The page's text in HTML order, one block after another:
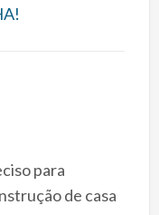
para
de casa